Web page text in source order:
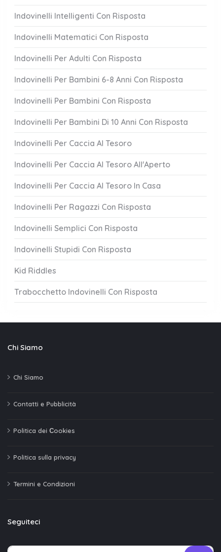
Indovinelli Intelligenti Con Risposta
Indovinelli Matematici Con Risposta
Indovinelli Per Adulti Con Risposta
Indovinelli Per Bambini 6-8 Anni Con Risposta
Indovinelli Per Bambini Con Risposta
Indovinelli Per Bambini Di 10 Anni Con Risposta
Indovinelli Per Caccia Al Tesoro
Indovinelli Per Caccia Al Tesoro All'Aperto
Indovinelli Per Caccia Al Tesoro In Casa
Indovinelli Per Ragazzi Con Risposta
Indovinelli Semplici Con Risposta
Indovinelli Stupidi Con Risposta
Kid Riddles
Trabocchetto Indovinelli Con Risposta
Chi Siamo
Chi Siamo
Contatti e Pubblicità
Politica dei Сookies
Politica sulla privacy
Termini e Condizioni
Seguiteci